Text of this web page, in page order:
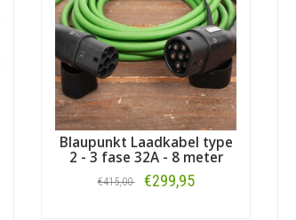
Blaupunkt Laadkabel type
2 - 3 fase 32A - 8 meter
€415,00 €299,95